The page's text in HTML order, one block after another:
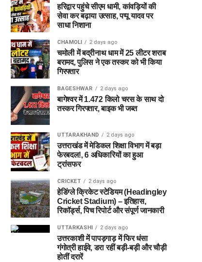
हरिद्वार पहुंचे सीएम धामी, कांवड़ियों की
सेवा कर बढ़ाया उत्साह, पप्पू यादव पर
साधा निशाना
CHAMOLI 2 days ago
चमोली में बद्रीनाथ धाम में 25 लीटर शराब
बरामद, पुलिस ने एक तस्कर को भी किया
गिरफ्तार
BAGESHWAR 2 days ago
बागेश्वर में 1.472 किलो चरस के साथ दो
तस्कर गिरफ्तार, बाइक भी जब्त
UTTARAKHAND 2 days ago
उत्तराखंड में मेडिकल शिक्षा विभाग में बड़ा
फेरबदल!, 6 अधिकारियों का हुआ
ट्रांसफर
CRICKET 2 days ago
हेडिंग्ले क्रिकेट स्टेडियम (Headingley
Cricket Stadium) – इतिहास,
रिकॉर्ड्स, पिच रिपोर्ट और संपूर्ण जानकारी
UTTARKASHI 2 days ago
उत्तरकाशी में पापड़गाड़ में फिर धंसा
गंगोत्री हाईवे, डरा रहीं बड़ी-बड़ी और चौड़ी
होतीं दरारें